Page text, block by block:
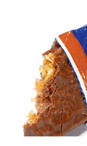
Tendances
Tous nos articles
À propos